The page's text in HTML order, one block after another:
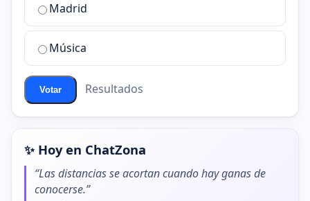
chat
ChatZona?
Madrid
Música
Votar Resultados
✨ Hoy en ChatZona
“Las distancias se acortan cuando hay ganas de
conocerse.”